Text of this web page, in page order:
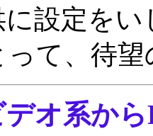
設定を
て、待
オ系か